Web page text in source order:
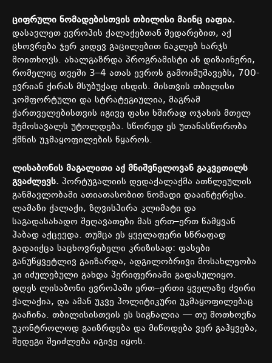
ციფრული ნომადებისთვის თბილისი მაინც იაფია.
დასავლეთ ევროპის ქალაქებთან შედარებით, აქ
ცხოვრება ჯერ კიდევ გაცილებით ნაკლებ ხარჯს
მოითხოვს. ახალგაზრდა პროგრამისტი ან დიზაინერი,
რომელიც თვეში 3–4 ათას ევროს გამოიმუშავებს, 700-
ევრიან ქირას მსუბუქად იხდის. მისთვის თბილისი
კომფორტული და სტრატეგიულია, მაგრამ
ქართველებისთვის იგივე ფასი ხშირად ოჯახის მთელ
შემოსავალს უტოლდება. სწორედ ეს უთანასწორობა
ქმნის უკმაყოფილების წყაროს.
ლისაბონის მაგალითი აქ მნიშვნელოვან გაკვეთილს
გვაძლევს. პორტუგალიის დედაქალაქმა ათწლეულის
განმავლობაში ათიათასობით ნომადი დააინტერესა.
ლამაზი ქალაქი, ზღვისპირა კლიმატი და
საგადასახადო შეღავათები მას ერთ–ერთ წამყვან
ჰაბად აქცევდა. თუმცა ეს ყველაფერი სწრაფად
გადაიქცა საცხოვრებელი კრიზისად: ფასები
განუწყვეტლივ გაიზარდა, ადგილობრივი მოსახლეობა
კი იძულებული გახდა პერიფერიაში გადასულიყო.
დღეს ლისაბონი ევროპაში ერთ–ერთი ყველაზე ძვირი
ქალაქია, და ამან უკვე პოლიტიკური უკმაყოფილებაც
გააჩინა. თბილისისთვის ეს სიგნალია —თუ მოთხოვნა
უკონტროლოდ გაიზრდება და მიწოდება ვერ გაჰყვება,
შედეგი შეიძლება იგივე იყოს.